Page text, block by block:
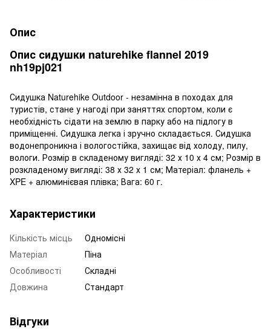
Опис
Опис сидушки naturehike flannel 2019
nh19pj021
Сидушка Naturehike Outdoor - незамінна в походах для
туристів, стане у нагоді при заняттях спортом, коли є
необхідність сідати на землю в парку або на підлогу в
приміщенні. Сидушка легка і зручно складається. Сидушка
водонепроникна і вологостійка, захищає від холоду, пилу,
вологи. Розмір в складеному вигляді: 32 х 10 х 4 см; Розмір в
розкладеному вигляді: 38 х 32 х 1 см; Матеріал: фланель +
XPE + алюминієвая плівка; Вага: 60 г.
Характеристики
Кількість місць
Одномісні
Матеріал
Піна
Особливості
Складні
Довжина
Стандарт
Відгуки